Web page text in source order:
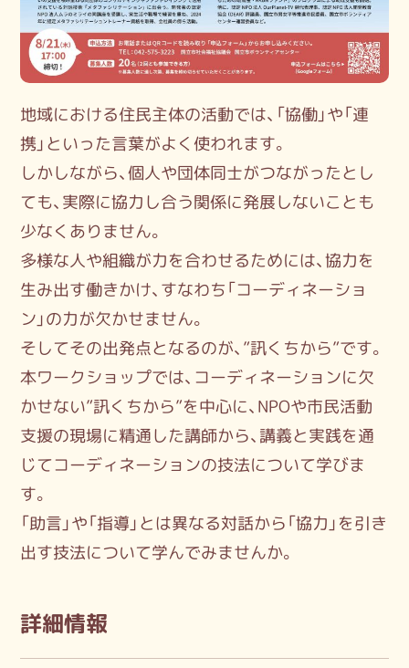
地域における住民主体の活動では、「協働」や「連
携」といった言葉がよく使われます。
しかしながら、個人や団体同士がつながったとし
ても、実際に協力し合う関係に発展しないことも
少なくありません。
多様な人や組織が力を合わせるためには、協力を
生み出す働きかけ、すなわち「コーディネーショ
ン」の力が欠かせません。
そしてその出発点となるのが、”訊くちから”です。
本ワークショップでは、コーディネーションに欠
かせない”訊くちから”を中心に、NPOや市民活動
支援の現場に精通した講師から、講義と実践を通
じてコーディネーションの技法について学びま
す。
「助言」や「指導」とは異なる対話から「協力」を引き
出す技法について学んでみませんか。
詳細情報